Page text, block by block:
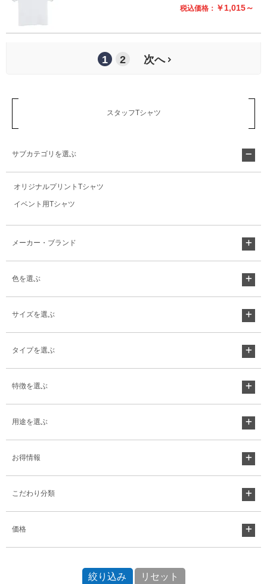
税込価格： ￥1,015～
1 2 次へ
スタッフTシャツ
サブカテゴリを選ぶ
オリジナルプリントTシャツ
イベント用Tシャツ
メーカー・ブランド
色を選ぶ
サイズを選ぶ
タイプを選ぶ
特徴を選ぶ
用途を選ぶ
お得情報
こだわり分類
価格